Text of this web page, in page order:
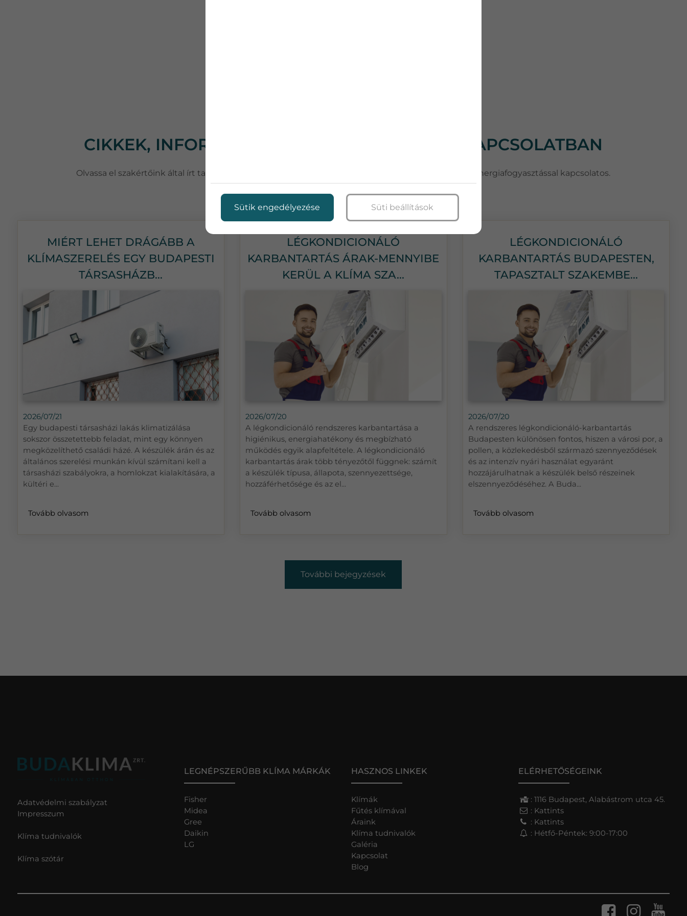
CIKKEK, INFORMÁCIÓK A KLIMATIZÁLÁSSAL KAPCSOLATBAN
Olvassa el szakértőink által írt tanácsainkat klímaszerelés, karbantartás és minden, ami az otthoni energiafogyasztással kapcsolatos.
MIÉRT LEHET DRÁGÁBB A
KLÍMASZERELÉS EGY BUDAPESTI
TÁRSASHÁZB...
2026/07/21
Egy budapesti társasházi lakás klimatizálása
sokszor összetettebb feladat, mint egy könnyen
megközelíthető családi házé. A készülék árán és az
általános szerelési munkán kívül számítani kell a
társasházi szabályokra, a homlokzat kialakítására, a
kültéri e...
Tovább olvasom
LÉGKONDICIONÁLÓ
KARBANTARTÁS ÁRAK-MENNYIBE
KERÜL A KLÍMA SZA...
2026/07/20
A légkondicionáló rendszeres karbantartása a
higiénikus, energiahatékony és megbízható
működés egyik alapfeltétele. A légkondicionáló
karbantartás árak több tényezőtől függnek: számít
a készülék típusa, állapota, szennyezettsége,
hozzáférhetősége és az el...
Tovább olvasom
LÉGKONDICIONÁLÓ
KARBANTARTÁS BUDAPESTEN,
TAPASZTALT SZAKEMBE...
2026/07/20
A rendszeres légkondicionáló-karbantartás
Budapesten különösen fontos, hiszen a városi por, a
pollen, a közlekedésből származó szennyeződések
és az intenzív nyári használat egyaránt
hozzájárulhatnak a készülék belső részeinek
elszennyeződéséhez. A Buda...
Tovább olvasom
További bejegyzések
Adatvédelmi szabályzat
Impresszum
Klíma tudnivalók
Klíma szótár
LEGNÉPSZERŰBB KLÍMA MÁRKÁK
Fisher
Midea
Gree
Daikin
LG
HASZNOS LINKEK
Klímák
Fűtés klímával
Áraink
Klíma tudnivalók
Galéria
Kapcsolat
Blog
ELÉRHETŐSÉGEINK
: 1116 Budapest, Alabástrom utca 45.
: Kattints
: Kattints
: Hétfő-Péntek: 9:00-17:00
Sütik engedélyezése Süti beállítások